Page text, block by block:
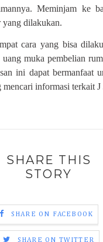
Meminjam ke
yang dilakukan.
cara yang bisa
uang muka pembelian
ini dapat bermanfaat
mencari informasi terkait J
SHARE THIS
STORY
SHARE ON FACEBOOK
SHARE ON TWITTER